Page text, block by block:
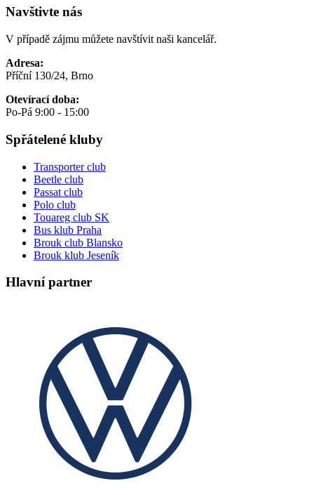
Navštivte nás
V případě zájmu můžete navštívit naši kancelář.
Adresa:
Příční 130/24, Brno
Otevírací doba:
Po-Pá 9:00 - 15:00
Spřátelené kluby
Transporter club
Beetle club
Passat club
Polo club
Touareg club SK
Bus klub Praha
Brouk club Blansko
Brouk klub Jeseník
Hlavní partner